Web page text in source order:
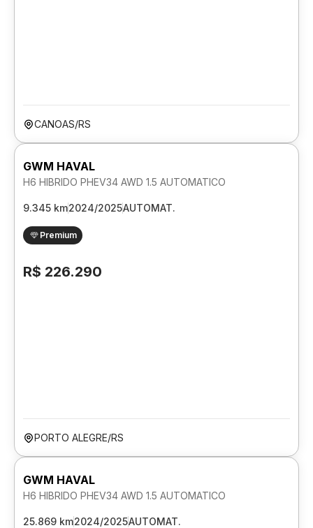
CANOAS/RS
GWM HAVAL
H6 HIBRIDO PHEV34 AWD 1.5 AUTOMATICO
9.345 km2024/2025AUTOMAT.
Premium
R$ 226.290
PORTO ALEGRE/RS
GWM HAVAL
H6 HIBRIDO PHEV34 AWD 1.5 AUTOMATICO
25.869 km2024/2025AUTOMAT.